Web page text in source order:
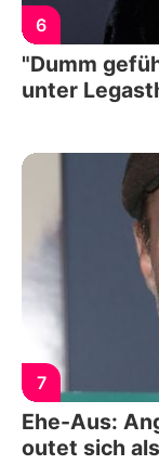
6
"Dumm
unter
7
Ehe-Aus:
outet sich